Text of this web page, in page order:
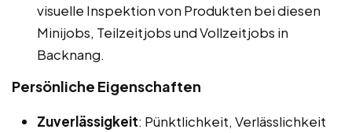
visuelle Inspektion von Produkten bei diesen
Minijobs, Teilzeitjobs und Vollzeitjobs in
Backnang.
Persönliche Eigenschaften
Zuverlässigkeit: Pünktlichkeit, Verlässlichkeit